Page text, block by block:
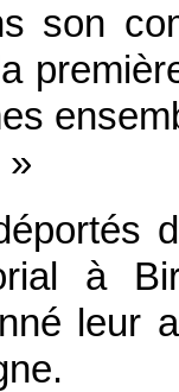
son
»
à